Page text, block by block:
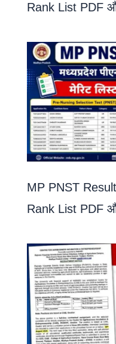
Rank List PDF
MP PNST
Rank List PDF